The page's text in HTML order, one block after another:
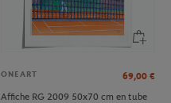
ONEART 69,00 €
Affiche RG 2009 50x70 cm en tube